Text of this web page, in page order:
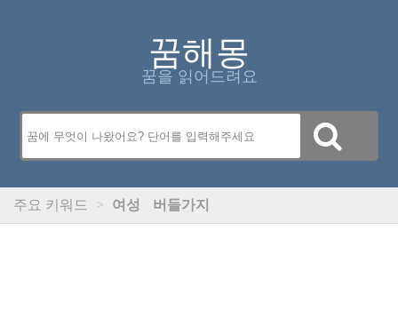
꿈해몽
꿈을 읽어드려요
주요 키워드 > 여성 버들가지